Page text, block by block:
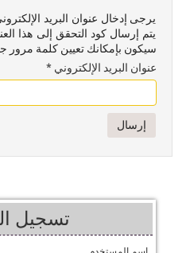
يرجى إدخال عنوان البريد
يتم إرسال كود التحقق إلى هذا
سيكون بإمكانك تعيين كلمة مرور
عنوان البريد الإلكتروني *
إرسال
تسجيل